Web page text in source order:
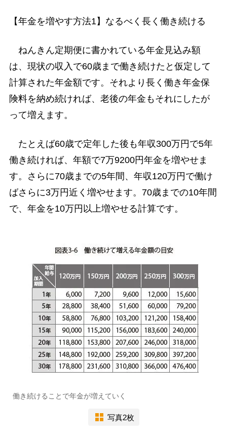
【年金を増やす方法1】なるべく長く働き続ける
ねんきん定期便に書かれている年金見込み額
は、現状の収入で60歳まで働き続けたと仮定して
計算された年金額です。それより長く働き年金保
険料を納め続ければ、老後の年金もそれにしたが
って増えます。
たとえば60歳で定年した後も年収300万円で5年
働き続ければ、年額で7万9200円年金を増やせま
す。さらに70歳までの5年間、年収120万円で働け
ばさらに3万円近く増やせます。70歳までの10年間
で、年金を10万円以上増やせる計算です。
働き続けることで年金が増えていく
写真2枚